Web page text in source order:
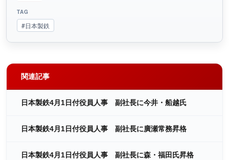
TAG
#日本製鉄
関連記事
日本製鉄4月1日付役員人事 副社長に今井・船越氏
日本製鉄4月1日付役員人事 副社長に廣瀬常務昇格
日本製鉄4月1日付役員人事 副社長に森・福田氏昇格